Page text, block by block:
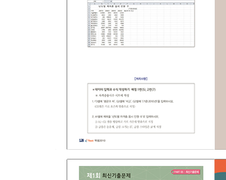
12 슬라이드 쇼 재구성하기
13 슬라이드 노트와 유인물 편집하기
PART. 02 최신기출문제
03 제3회 최신기출문제
04 제4회 최신기출문제
05 제5회 최신기출문제
06 제6회 최신기출문제
07 제7회 최신기출문제
08 제8회 최신기출문제
09 제9회 최신기출문제
10 제10회 최신기출문제